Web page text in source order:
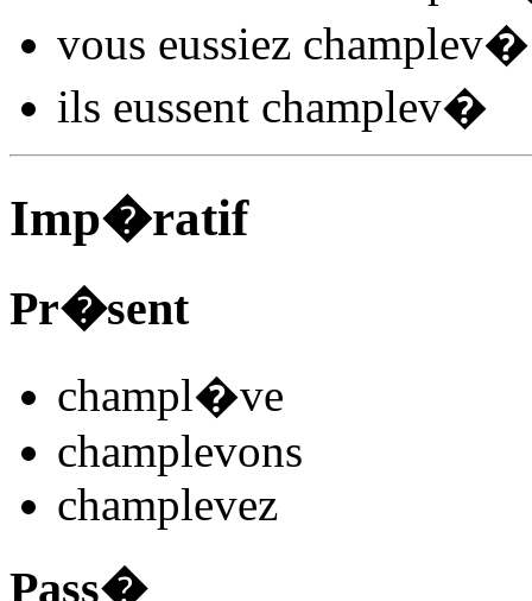
vous eussiez champlev�
ils eussent champlev�
Imp�ratif
Pr�sent
champl�ve
champlevons
champlevez
Pass�